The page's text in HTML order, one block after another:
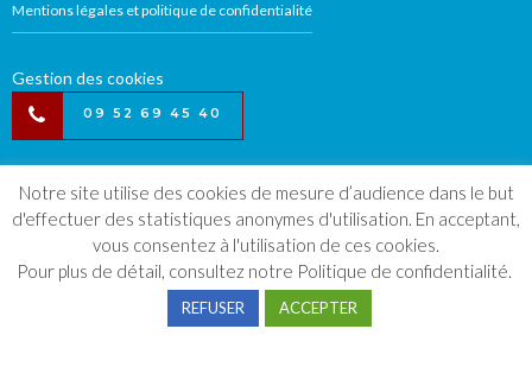
Mentions légales et politique de confidentialité
Gestion des cookies
09 52 69 45 40
Notre site utilise des cookies de mesure d’audience dans le but
d'effectuer des statistiques anonymes d'utilisation. En acceptant,
vous consentez à l'utilisation de ces cookies.
Pour plus de détail, consultez notre Politique de confidentialité.
REFUSER ACCEPTER